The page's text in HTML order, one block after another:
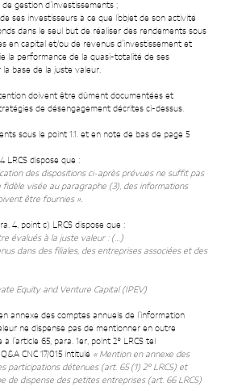
gestion d’investissements ;
ses investisseurs à ce que l’objet de son activité
dans le seul but de réaliser des rendements sous
en capital et/ou de revenus d’investissement et
la performance de la quasi-totalité de ses
la base de la juste valeur.
doivent être dûment documentées et
de désengagement décrites ci-dessus.
sous le point 1.1. et en note de bas de page 5
LRCS dispose que :
des dispositions ci-après prévues ne suffit pas
fidèle visée au paragraphe (3), des informations
être fournies ».
4, point c) LRCS dispose que :
évalués à la juste valeur : (…)
dans des filiales, des entreprises associées et des
Equity and Venture Capital (IPEV)
annexe des comptes annuels de l’information
ne dispense pas de mentionner en outre
à l’article 65, para. 1er, point 2° LRCS tel
CNC 17/015 intitulé « Mention en annexe des
participations détenues (art. 65 (1) 2° LRCS) et
de dispense des petites entreprises (art. 66 LRCS)